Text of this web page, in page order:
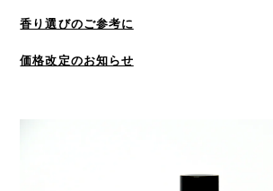
香り選びのご参考に
価格改定のお知らせ